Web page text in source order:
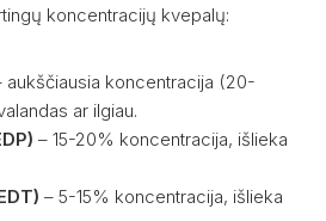
koncentracijų kvepalų:
aukščiausia koncentracija (20-
ar ilgiau.
– 15-20% koncentracija, išlieka
– 5-15% koncentracija, išlieka